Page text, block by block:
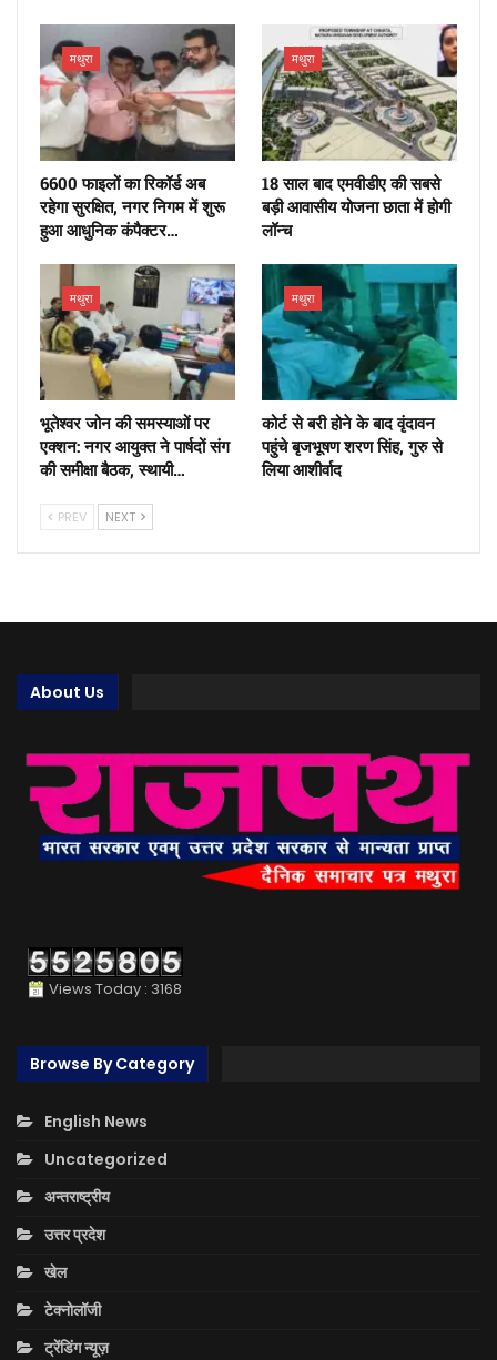
मथुरा
6600 फाइलों का रिकॉर्ड अब
रहेगा सुरक्षित, नगर निगम में शुरू
हुआ आधुनिक कंपैक्टर…
मथुरा
18 साल बाद एमवीडीए की सबसे
बड़ी आवासीय योजना छाता में होगी
लॉन्च
मथुरा
भूतेश्वर जोन की समस्याओं पर
एक्शन: नगर आयुक्त ने पार्षदों संग
की समीक्षा बैठक, स्थायी…
मथुरा
कोर्ट से बरी होने के बाद वृंदावन
पहुंचे बृजभूषण शरण सिंह, गुरु से
लिया आशीर्वाद
PREV NEXT
About Us
Views Today : 3168
Browse By Category
English News
Uncategorized
अन्तराष्ट्रीय
उत्तर प्रदेश
खेल
टेक्नोलॉजी
ट्रेंडिंग न्यूज़